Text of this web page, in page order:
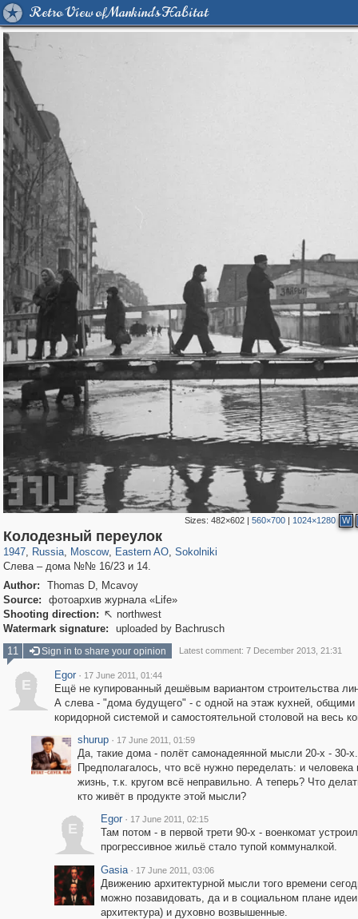
Retro View of Mankind's Habitat
Sizes:482×602 |560×700 | 1024×1280 W
Колодезный переулок
1947, Russia
1,407,363 29,248
, Moscow
319,882 8,286
, Eastern AO
20,942 306
, Sokolniki
5,623
Слева – дома №№ 16/23 и 14.
Author:
Thomas D, Mcavoy
Source:
фотоархив журнала «Life»
Shooting direction:  northwest
Watermark signature:
uploaded by Bachrusch
11
Sign in to share your opinion Latest comment: 7 December 2013, 21:31
E
Egor · 17 June 2011, 01:44
Ещё не купированный дешёвым вариантом строительства
А слева - "дома будущего" - с одной на этаж кухней,
коридорной системой и самостоятельной столовой на весь
shurup · 17 June 2011, 01:59
Да, такие дома - полёт самонадеянной мысли 20-х - 30-х.
Предполагалось, что всё нужно переделать: и человека
жизнь, т.к. кругом всё неправильно. А теперь? Что
кто живёт в продукте этой мысли?
E
Egor · 17 June 2011, 02:15
Там потом - в первой трети 90-х - военкомат
прогрессивное жильё стало тупой коммуналкой.
Gasia · 17 June 2011, 03:06
Движению архитектурной мысли того времени
можно позавидовать, да и в социальном плане
архитектура) и духовно возвышенные.